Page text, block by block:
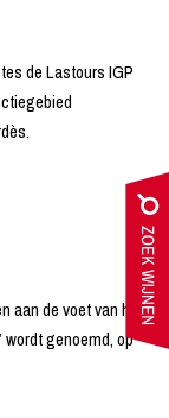
de Lastours IGP
aan de voet van het
wordt genoemd, op